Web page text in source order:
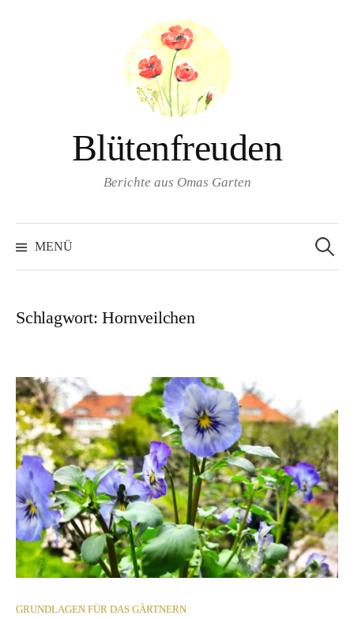
Blütenfreuden
Berichte aus Omas Garten
MENÜ
nach:
Schlagwort:Hornveilchen
GRUNDLAGEN FÜR DAS GÄRTNERN